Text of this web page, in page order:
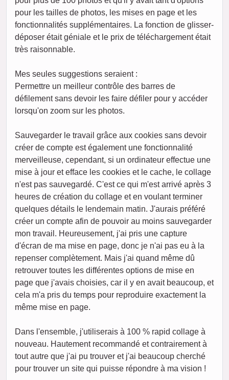
pour les tailles de photos, les mises en page et les
fonctionnalités supplémentaires. La fonction de glisser-
déposer était géniale et le prix de téléchargement était
très raisonnable.
Mes seules suggestions seraient :
Permettre un meilleur contrôle des barres de
défilement sans devoir les faire défiler pour y accéder
lorsqu'on zoom sur les photos.
Sauvegarder le travail grâce aux cookies sans devoir
créer de compte est également une fonctionnalité
merveilleuse, cependant, si un ordinateur effectue une
mise à jour et efface les cookies et le cache, le collage
n'est pas sauvegardé. C'est ce qui m'est arrivé après 3
heures de création du collage et en voulant terminer
quelques détails le lendemain matin. J'aurais préféré
créer un compte afin de pouvoir au moins sauvegarder
mon travail. Heureusement, j'ai pris une capture
d'écran de ma mise en page, donc je n'ai pas eu à la
repenser complètement. Mais j'ai quand même dû
retrouver toutes les différentes options de mise en
page que j'avais choisies, car il y en avait beaucoup, et
cela m'a pris du temps pour reproduire exactement la
même mise en page.
Dans l'ensemble, j'utiliserais à 100 % rapid collage à
nouveau. Hautement recommandé et contrairement à
tout autre que j'ai pu trouver et j'ai beaucoup cherché
pour trouver un site qui puisse répondre à ma vision !